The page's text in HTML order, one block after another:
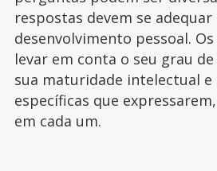
respostas devem se adequar
desenvolvimento pessoal.
levar em conta o seu grau
sua maturidade intelectual e
específicas que
em cada um.